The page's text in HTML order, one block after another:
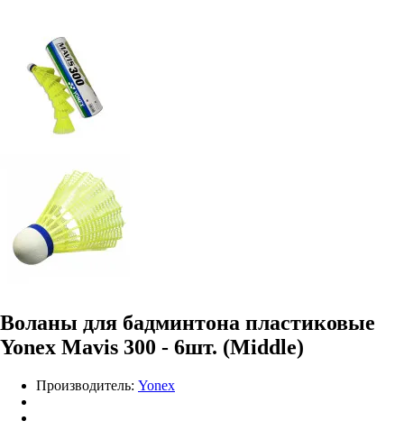
Воланы для бадминтона пластиковые
Yonex Mavis 300 - 6шт. (Middle)
Производитель: Yonex